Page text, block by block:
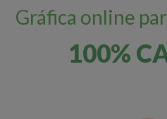
Gráfica online
100%